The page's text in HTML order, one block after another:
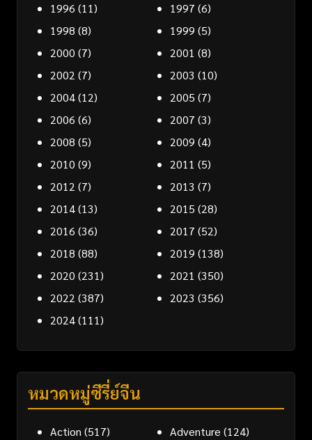
1996 (11) 1997 (6)
1998 (8) 1999 (5)
2000 (7) 2001 (8)
2002 (7) 2003 (10)
2004(12) 2005 (7)
2006 (6) 2007 (3)
2008 (5) 2009 (4)
2010 (9) 2011 (5)
2012 (7) 2013 (7)
2014(13) 2015 (28)
2016 (36) 2017 (52)
2018 (88) 2019 (138)
2020 (231) 2021 (350)
2022 (387) 2023 (356)
2024(111)
หมวดหมู่ซีรี่ย์จีน
Action (517) Adventure (124)